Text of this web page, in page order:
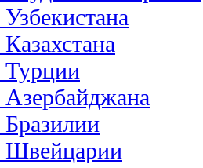
Швейцарии